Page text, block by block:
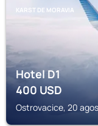
KARST DE MORAVIA
Hotel D1
400USD
Ostrovacice, 20